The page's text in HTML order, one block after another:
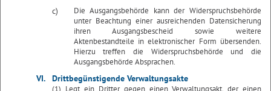
c)
Die Ausgangsbehörde kann der Widerspruchsbehörde
unter Beachtung einer ausreichenden Datensicherung
ihren Ausgangsbescheid sowie weitere
Aktenbestandteile in elektronischer Form übersenden.
Hierzu treffen die Widerspruchsbehörde und die
Ausgangsbehörde Absprachen.
VI. Drittbegünstigende Verwaltungsakte
(1) Legt ein Dritter gegen einen Verwaltungsakt, der einen